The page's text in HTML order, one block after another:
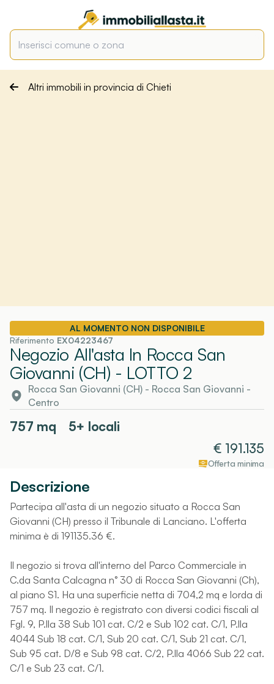
Altri immobili in provincia di Chieti
AL MOMENTO NON DISPONIBILE
Riferimento EX04223467
Negozio All'asta In Rocca San
Giovanni (CH) - LOTTO 2
Rocca San Giovanni (CH) - Rocca San Giovanni -
Centro
757 mq
5+ locali
€ 191.135
Offerta minima
Descrizione
Partecipa all'asta di un negozio situato a Rocca San
Giovanni (CH) presso il Tribunale di Lanciano. L'offerta
minima è di 191135.36 €.
Il negozio si trova all'interno del Parco Commerciale in
C.da Santa Calcagna n° 30 di Rocca San Giovanni (Ch),
al piano S1. Ha una superficie netta di 704,2 mq e lorda di
757 mq. Il negozio è registrato con diversi codici fiscali al
Fgl. 9, P.lla 38 Sub 101 cat. C/2 e Sub 102 cat. C/1, P.lla
4044 Sub 18 cat. C/1, Sub 20 cat. C/1, Sub 21 cat. C/1,
Sub 95 cat. D/8 e Sub 98 cat. C/2, P.lla 4066 Sub 22 cat.
C/1 e Sub 23 cat. C/1.